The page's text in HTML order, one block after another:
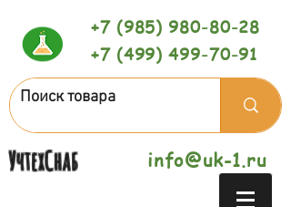
+7 (985) 980-80-28
+7 (499) 499-70-91
УчтехСнаб info@uk-1.ru